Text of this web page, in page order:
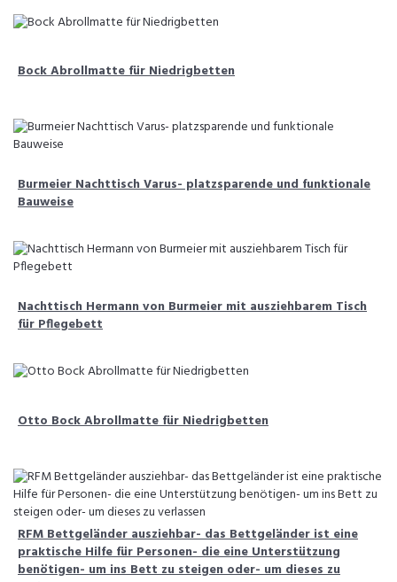
Bock Abrollmatte für Niedrigbetten
Burmeier Nachttisch Varus- platzsparende und funktionale
Bauweise
Nachttisch Hermann von Burmeier mit ausziehbarem Tisch
für Pflegebett
Otto Bock Abrollmatte für Niedrigbetten
RFM Bettgeländer ausziehbar- das Bettgeländer ist eine
praktische Hilfe für Personen- die eine Unterstützung
benötigen- um ins Bett zu steigen oder- um dieses zu